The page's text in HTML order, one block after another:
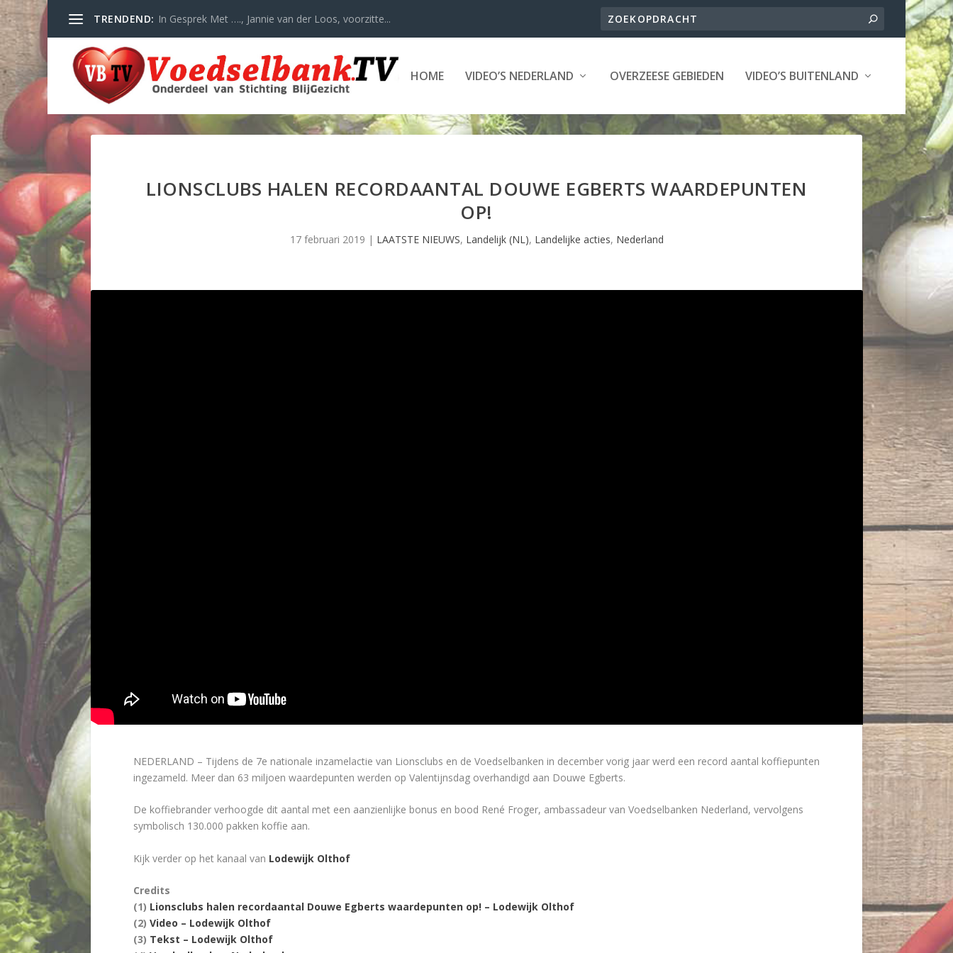
TRENDEND: In Gesprek Met …., Jannie van der Loos, voorzitte...
HOME VIDEO’S NEDERLAND OVERZEESE GEBIEDEN VIDEO’S BUITENLAND
LIONSCLUBS HALEN RECORDAANTAL DOUWE EGBERTS WAARDEPUNTEN
OP!
17 februari 2019 | LAATSTE NIEUWS, Landelijk (NL), Landelijke acties, Nederland
NEDERLAND – Tijdens de 7e nationale inzamelactie van Lionsclubs en de Voedselbanken in december vorig jaar werd een record aantal koffiepunten
ingezameld. Meer dan 63 miljoen waardepunten werden op Valentijnsdag overhandigd aan Douwe Egberts.
De koffiebrander verhoogde dit aantal met een aanzienlijke bonus en bood René Froger, ambassadeur van Voedselbanken Nederland, vervolgens
symbolisch 130.000 pakken koffie aan.
Kijk verder op het kanaal van Lodewijk Olthof
Credits
(1) Lionsclubs halen recordaantal Douwe Egberts waardepunten op! – Lodewijk Olthof
(2) Video – Lodewijk Olthof
(3) Tekst – Lodewijk Olthof